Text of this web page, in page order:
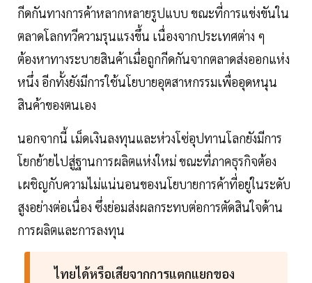
กีดกันทางการค้าหลากหลายรูปแบบ ขณะที่การแข่งขันใน
ตลาดโลกทวีความรุนแรงขึ้น เนื่องจากประเทศต่าง ๆ
ต้องหาทางระบายสินค้าเมื่อถูกกีดกันจากตลาดส่งออกแห่ง
หนึ่ง อีกทั้งยังมีการใช้นโยบายอุตสาหกรรมเพื่ออุดหนุน
สินค้าของตนเอง
นอกจากนี้ เม็ดเงินลงทุนและห่วงโซ่อุปทานโลกยังมีการ
โยกย้ายไปสู่ฐานการผลิตแห่งใหม่ ขณะที่ภาคธุรกิจต้อง
เผชิญกับความไม่แน่นอนของนโยบายการค้าที่อยู่ในระดับ
สูงอย่างต่อเนื่อง ซึ่งย่อมส่งผลกระทบต่อการตัดสินใจด้าน
การผลิตและการลงทุน
ไทยได้หรือเสียจากการแตกแยกของ